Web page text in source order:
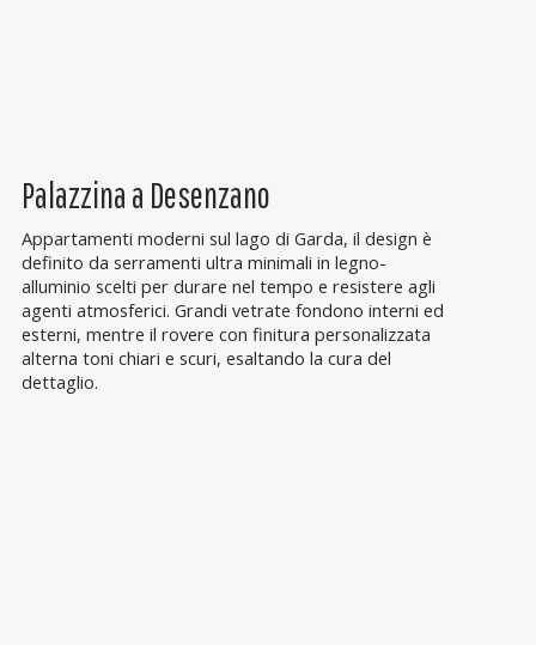
Palazzina a Desenzano
Appartamenti moderni sul lago di Garda, il design è
definito da serramenti ultra minimali in legno-
alluminio scelti per durare nel tempo e resistere agli
agenti atmosferici. Grandi vetrate fondono interni ed
esterni, mentre il rovere con finitura personalizzata
alterna toni chiari e scuri, esaltando la cura del
dettaglio.